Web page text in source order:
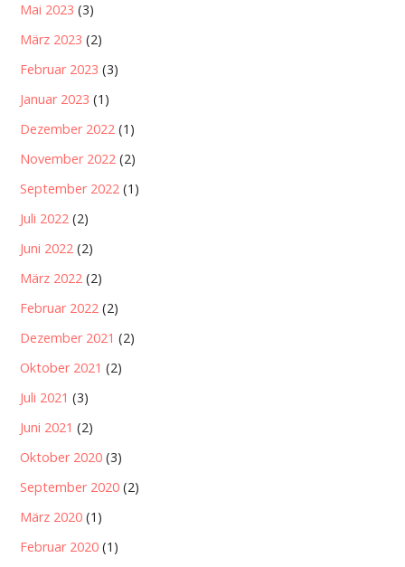
Mai 2023 (3)
März 2023 (2)
Februar 2023 (3)
Januar 2023 (1)
Dezember 2022 (1)
November 2022 (2)
September 2022 (1)
Juli 2022 (2)
Juni 2022 (2)
März 2022 (2)
Februar 2022 (2)
Dezember 2021 (2)
Oktober 2021 (2)
Juli 2021 (3)
Juni 2021 (2)
Oktober 2020 (3)
September 2020 (2)
März 2020 (1)
Februar 2020 (1)